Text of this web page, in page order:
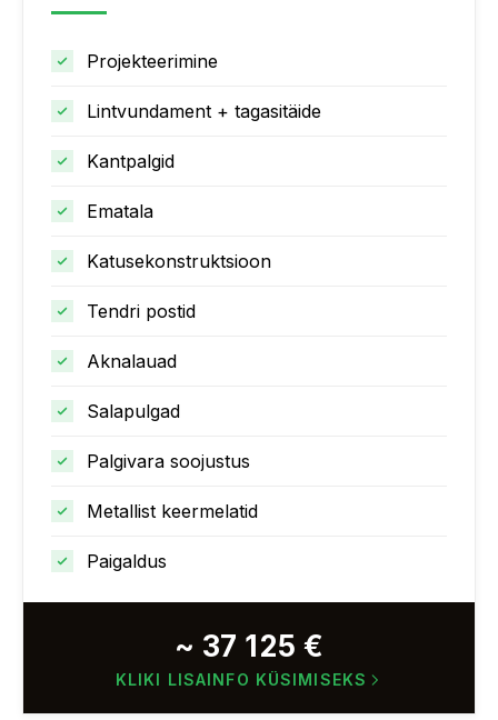
Projekteerimine
Lintvundament + tagasitäide
Kantpalgid
Ematala
Katusekonstruktsioon
Tendri postid
Aknalauad
Salapulgad
Palgivara soojustus
Metallist keermelatid
Paigaldus
~ 37 125 €
KLIKI LISAINFO KÜSIMISEKS